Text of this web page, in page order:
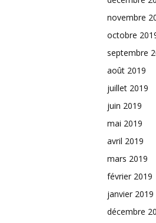
novembre
octobre
septembre
août 2019
juillet 2019
juin 2019
mai 2019
avril 2019
mars 2019
février 2019
janvier 2019
décembre